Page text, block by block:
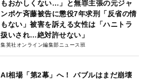
もおかしくない…」と無罪主張の元ジャ
ンポケ斉藤被告に懲役7年求刑「反省の情
もない」被害を訴える女性は「ハニトラ
扱いされ…絶対許せない」
集英社オンライン編集部ニュース班
AI相場「第2幕」へ！ バブルはまだ崩壊